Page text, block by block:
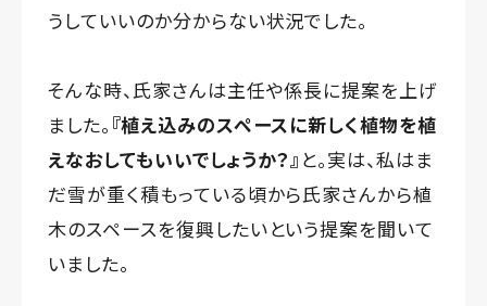
うしていいのか分からない状況でした。
そんな時、氏家さんは主任や係長に提案を上げ
ました。 『植え込みのスペースに新しく植物を植
えなおしてもいいでしょうか？』 と。実は、私はま
だ雪が重く積もっている頃から氏家さんから植
木のスペースを復興したいという提案を聞いて
いました。